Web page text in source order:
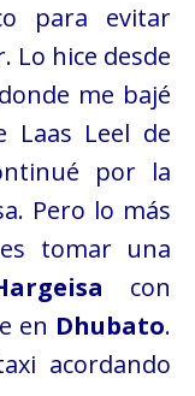
para evitar
Lo hice desde
me bajé
Laas Leel de
por la
Pero lo más
tomar una
con
en Dhubato.
acordando